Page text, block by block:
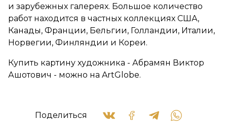
и зарубежных галереях. Большое количество
работ находится в частных коллекциях США,
Канады, Франции, Бельгии, Голландии, Италии,
Норвегии, Финляндии и Кореи.
Купить картину художника - Абрамян Виктор
Ашотович - можно на ArtGlobe.
Поделиться